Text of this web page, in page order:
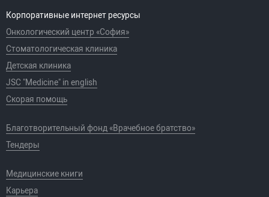
Корпоративные интернет ресурсы
Онкологический центр «София»
Стоматологическая клиника
Детская клиника
JSC "Medicine" in english
Скорая помощь
Благотворительный фонд «Врачебное братство»
Тендеры
Медицинские книги
Карьера